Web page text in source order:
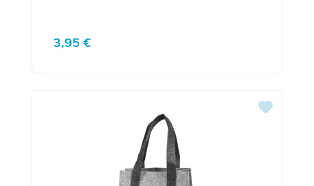
Regulärer Preis:
3,95 €